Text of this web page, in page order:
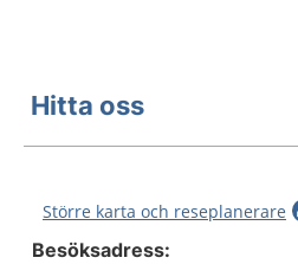
Hitta oss
Större karta och reseplanerare
Besöksadress: